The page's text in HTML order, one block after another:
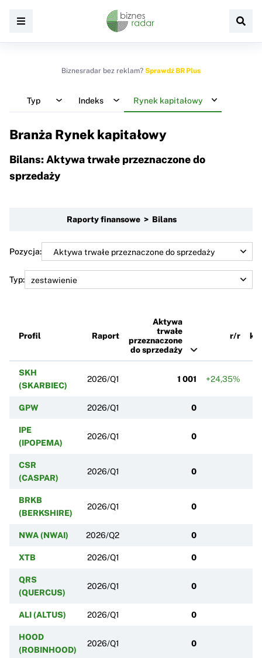
Biznesradar bez reklam? Sprawdź BR Plus
Typ Indeks Rynek kapitałowy
Branża Rynek kapitałowy
Bilans: Aktywa trwałe przeznaczone do
sprzedaży
Raporty finansowe > Bilans
Pozycja:
Typ:
Profil Raport
Aktywa
trwałe
przeznaczone
do sprzedaży
r/r k/k
SKH
(SKARBIEC)
2026/Q1 1 001 +24,35%
GPW 2026/Q1 0
IPE
(IPOPEMA)
2026/Q1 0
CSR
(CASPAR)
2026/Q1 0
BRKB
(BERKSHIRE)
2026/Q1 0
NWA (NWAI) 2026/Q2 0
XTB 2026/Q1 0
QRS
(QUERCUS)
2026/Q1 0
ALI (ALTUS) 2026/Q1 0
HOOD
(ROBINHOOD)
2026/Q1 0